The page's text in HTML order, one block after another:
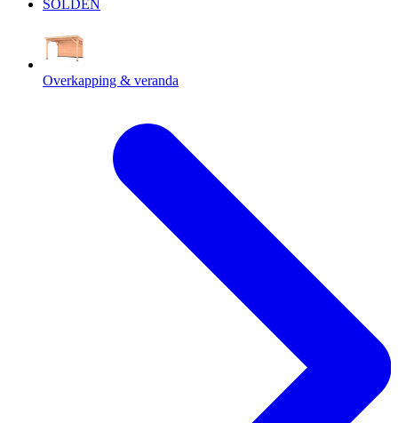
SOLDEN
Overkapping & veranda